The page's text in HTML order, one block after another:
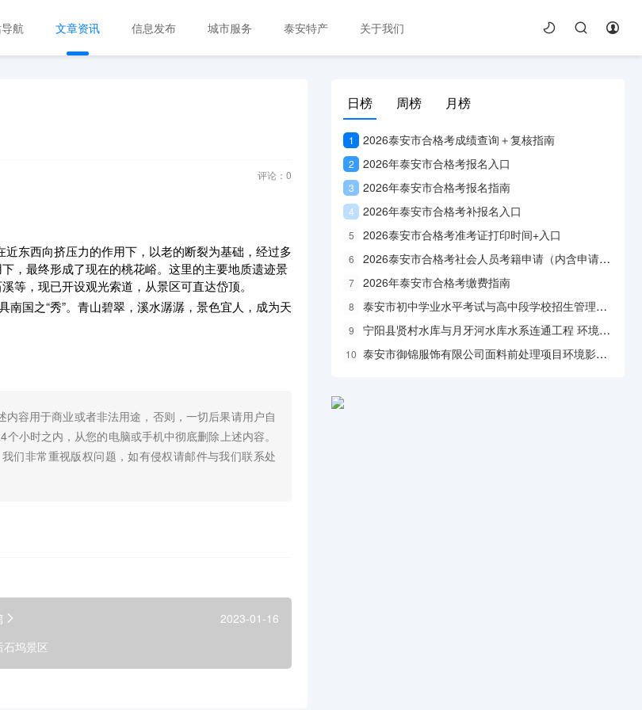
航 文章资讯 信息发布 城市服务 泰安特产 关于我们
评论： 0
东西向挤压力的作用下，以老的断裂为基础，经过多
，最终形成了现在的桃花峪。这里的主要地质遗迹景
等，现已开设观光索道，从景区可直达岱顶。
国之“秀”。青山碧翠，溪水潺潺，景色宜人，成为天
容用于商业或者非法用途，否则，一切后果请用户自
小时之内，从您的电脑或手机中彻底删除上述内容。
们非常重视版权问题，如有侵权请邮件与我们联系处
2023-01-16
石坞景区
日榜 周榜 月榜
1 2026泰安市合格考成绩查询＋复核指南
2 2026年泰安市合格考报名入口
3 2026年泰安市合格考报名指南
4 2026年泰安市合格考补报名入口
5 2026泰安市合格考准考证打印时间+入口
6 2026泰安市合格考社会人员考籍申请（内含申请入口）
7 2026年泰安市合格考缴费指南
8 泰安市初中学业水平考试与高中段学校招生管理平台登录入口
9 宁阳县贤村水库与月牙河水库水系连通工程 环境影响评价公众参与公示（第一次公示）
10 泰安市御锦服饰有限公司面料前处理项目环境影响评价 征求意见稿公示